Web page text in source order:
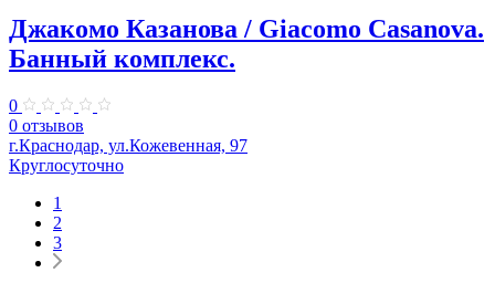
Джакомо Казанова / Giacomo Casanova.
Банный комплекс.
0
0 отзывов
г.Краснодар, ул.Кожевенная, 97
Круглосуточно
1
2
3